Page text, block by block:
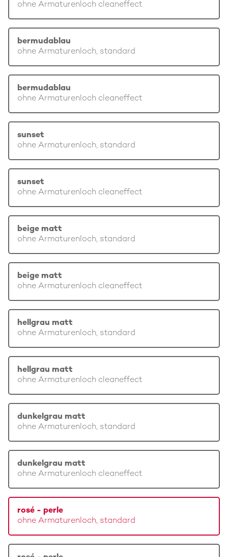
ohne Armaturenloch cleaneffect
bermudablau
ohne Armaturenloch, standard
bermudablau
ohne Armaturenloch cleaneffect
sunset
ohne Armaturenloch, standard
sunset
ohne Armaturenloch cleaneffect
beige matt
ohne Armaturenloch, standard
beige matt
ohne Armaturenloch cleaneffect
hellgrau matt
ohne Armaturenloch, standard
hellgrau matt
ohne Armaturenloch cleaneffect
dunkelgrau matt
ohne Armaturenloch, standard
dunkelgrau matt
ohne Armaturenloch cleaneffect
rosé - perle
ohne Armaturenloch, standard